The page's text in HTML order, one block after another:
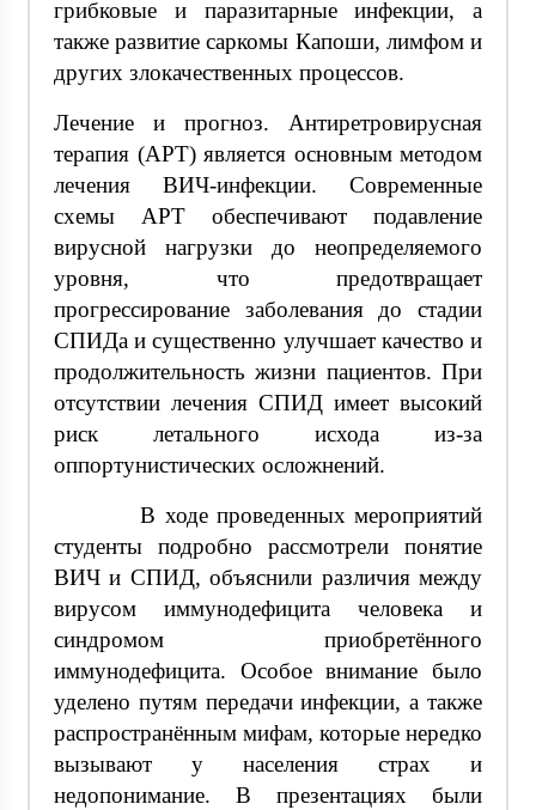
грибковые и паразитарные инфекции, а
также развитие саркомы Капоши, лимфом и
других злокачественных процессов.
Лечение и прогноз. Антиретровирусная
терапия (АРТ) является основным методом
лечения ВИЧ-инфекции. Современные
схемы АРТ обеспечивают подавление
вирусной нагрузки до неопределяемого
уровня, что предотвращает
прогрессирование заболевания до стадии
СПИДа и существенно улучшает качество и
продолжительность жизни пациентов. При
отсутствии лечения СПИД имеет высокий
риск летального исхода из-за
оппортунистических осложнений.
В ходе проведенных мероприятий
студенты подробно рассмотрели понятие
ВИЧ и СПИД, объяснили различия между
вирусом иммунодефицита человека и
синдромом приобретённого
иммунодефицита. Особое внимание было
уделено путям передачи инфекции, а также
распространённым мифам, которые нередко
вызывают у населения страх и
недопонимание. В презентациях были